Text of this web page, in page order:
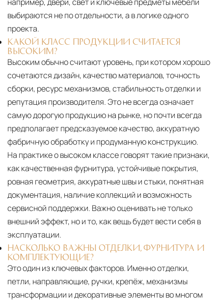
например, двери, свет и ключевые предметы мебели
выбираются не по отдельности, а в логике одного
проекта.
КАКОЙ КЛАСС ПРОДУКЦИИ СЧИТАЕТСЯ
ВЫСОКИМ?
Высоким обычно считают уровень, при котором хорошо
сочетаются дизайн, качество материалов, точность
сборки, ресурс механизмов, стабильность отделки и
репутация производителя. Это не всегда означает
самую дорогую продукцию на рынке, но почти всегда
предполагает предсказуемое качество, аккуратную
фабричную обработку и продуманную конструкцию.
На практике о высоком классе говорят такие признаки,
как качественная фурнитура, устойчивые покрытия,
ровная геометрия, аккуратные швы и стыки, понятная
документация, наличие коллекций и возможность
сервисной поддержки. Важно оценивать не только
внешний эффект, но и то, как вещь будет вести себя в
эксплуатации.
НАСКОЛЬКО ВАЖНЫ ОТДЕЛКИ, ФУРНИТУРА И
КОМПЛЕКТУЮЩИЕ?
Это один из ключевых факторов. Именно отделки,
петли, направляющие, ручки, крепёж, механизмы
трансформации и декоративные элементы во многом